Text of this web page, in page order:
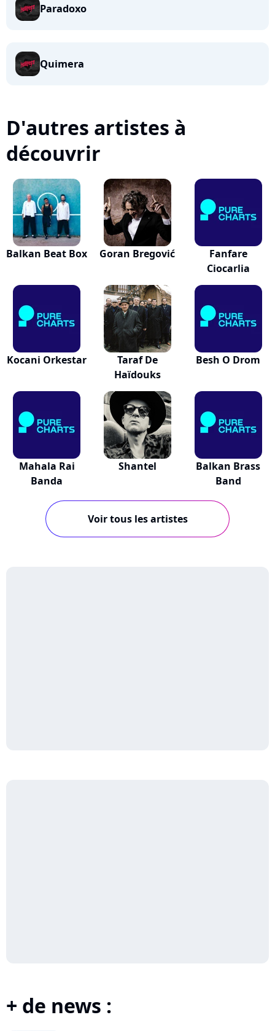
Paradoxo
Quimera
D'autres artistes à
découvrir
Balkan Beat Box Goran Bregović
Fanfare
Ciocarlia
Kocani Orkestar
Taraf De
Haïdouks
Besh O Drom
Mahala Rai
Banda
Shantel
Balkan Brass
Band
Voir tous les artistes
+ de news :